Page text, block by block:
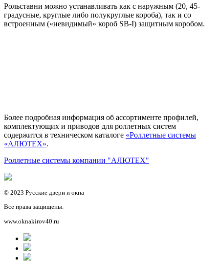
Рольставни можно устанавливать как с наружным (20, 45-
градусные, круглые либо полукруглые короба), так и со
встроенным («невидимый» короб SB-I) защитным коробом.
Более подробная информация об ассортименте профилей,
комплектующих и приводов для роллетных систем
содержится в техническом каталоге «Роллетные системы
«АЛЮТЕХ».
Роллетные системы компании "АЛЮТЕХ"
© 2023 Русские двери и окна
Все права защищены.
www.oknakirov40.ru